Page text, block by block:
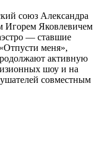
союз Александра
Игорем Яковлевичем
— ставшие
меня»,
активную
шоу и на
совместным